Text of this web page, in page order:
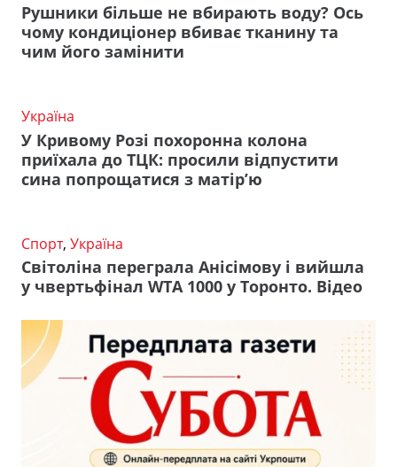
Рушники більше не вбирають воду? Ось
чому кондиціонер вбиває тканину та
чим його замінити
Україна
У Кривому Розі похоронна колона
приїхала до ТЦК: просили відпустити
сина попрощатися з матір’ю
Спорт, Україна
Світоліна переграла Анісімову і вийшла
у чвертьфінал WTA 1000 у Торонто. Відео